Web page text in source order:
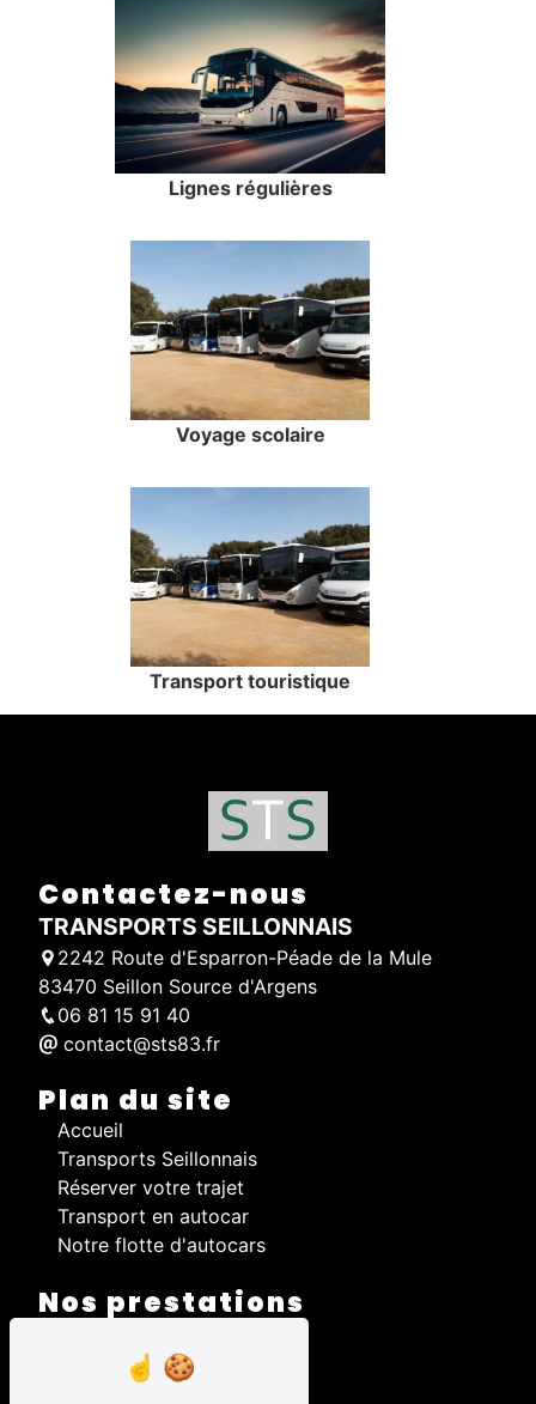
Lignes régulières
Voyage scolaire
Transport touristique
Contactez-nous
TRANSPORTS SEILLONNAIS
2242 Route d'Esparron-Péade de la Mule
83470 Seillon Source d'Argens
06 81 15 91 40
contact@sts83.fr
Plan du site
Accueil
Transports Seillonnais
Réserver votre trajet
Transport en autocar
Notre flotte d'autocars
Nos prestations
Transport scolaire
Transport régulier